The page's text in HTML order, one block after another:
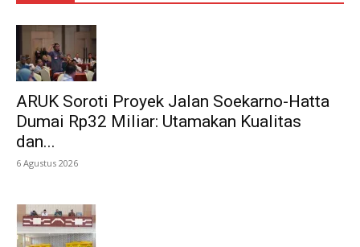
ARUK Soroti Proyek Jalan Soekarno-Hatta
Dumai Rp32 Miliar: Utamakan Kualitas
dan...
6 Agustus 2026